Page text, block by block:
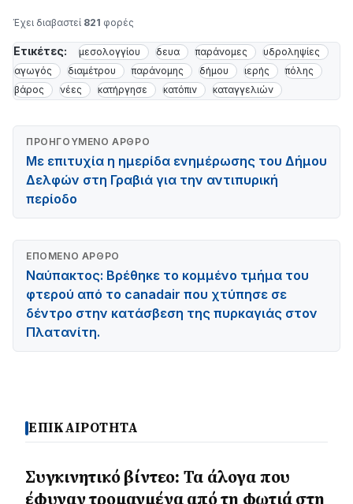
Έχει διαβαστεί 821 φορές
Ετικέτες: μεσολογγίου δευα παράνομες
υδροληψίες
αγωγός
διαμέτρου παράνομης δήμου ιερής
πόλης
βάρος
νέες κατήργησε κατόπιν καταγγελιών
ΠΡΟΗΓΟΎΜΕΝΟ ΆΡΘΡΟ
Με επιτυχία η ημερίδα ενημέρωσης του Δήμου
Δελφών στη Γραβιά για την αντιπυρική
περίοδο
ΕΠΌΜΕΝΟ ΆΡΘΡΟ
Ναύπακτος: Βρέθηκε το κομμένο τμήμα του
φτερού από το canadair που χτύπησε σε
δέντρο στην κατάσβεση της πυρκαγιάς στον
Πλατανίτη.
ΕΠΙΚΑΙΡΟΤΗΤΑ
Συγκινητικό βίντεο: Τα άλογα που
έφυγαν τρομαγμένα από τη φωτιά στη